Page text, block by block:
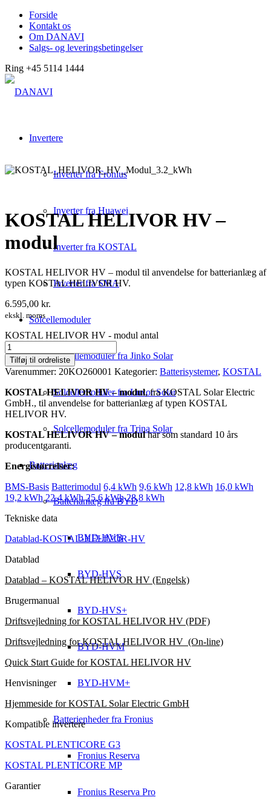
Forside
Kontakt os
Om DANAVI
Salgs- og leveringsbetingelser
Ring +45 5114 1444
Invertere
Inverter fra Fronius
Inverter fra Huawei
Inverter fra KOSTAL
Inverter fra SMA
Solcellemoduler
Solcellemoduler fra Jinko Solar
Solcellemoduler fra Luxor Solar
Solcellemoduler fra Trina Solar
Batterianlæg
Batterianlæg fra BYD
BYD-HVB
BYD-HVS
BYD-HVS+
BYD-HVM
BYD-HVM+
Batterienheder fra Fronius
Fronius Reserva
Fronius Reserva Pro
KOSTAL HELIVOR HV –
modul
KOSTAL HELIVOR HV – modul til anvendelse for batterianlæg af
typen KOSTAL HELIVOR HV.
6.595,00 kr.
ekskl. moms
KOSTAL HELIVOR HV - modul antal
Tilføj til ordreliste
Varenummer: 20KO260001 Kategorier: Batterisystemer, KOSTAL
KOSTAL HELIVOR HV – modul, fra KOSTAL Solar Electric
GmbH., til anvendelse for batterianlæg af typen KOSTAL
HELIVOR HV.
KOSTAL HELIVOR HV – modulhar som standard 10 års
producentgaranti.
Energistørrelser:
BMS-Basis Batterimodul 6,4 kWh 9,6 kWh 12,8 kWh 16,0 kWh
19,2 kWh 22,4 kWh 25,6 kWh 28,8 kWh
Tekniske data
Datablad-KOSTAL-HELIVOR-HV
Datablad
Datablad – KOSTAL HELIVOR HV (Engelsk)
Brugermanual
Driftsvejledning for KOSTAL HELIVOR HV (PDF)
Driftsvejledning for KOSTAL HELIVOR HV (On-line)
Quick Start Guide for KOSTAL HELIVOR HV
Henvisninger
Hjemmeside for KOSTAL Solar Electric GmbH
Kompatible invertere
KOSTAL PLENTICORE G3
KOSTAL PLENTICORE MP
Garantier